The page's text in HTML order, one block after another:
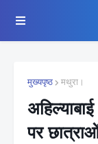
मुख्यपृष्ठ मथुरा।
पर